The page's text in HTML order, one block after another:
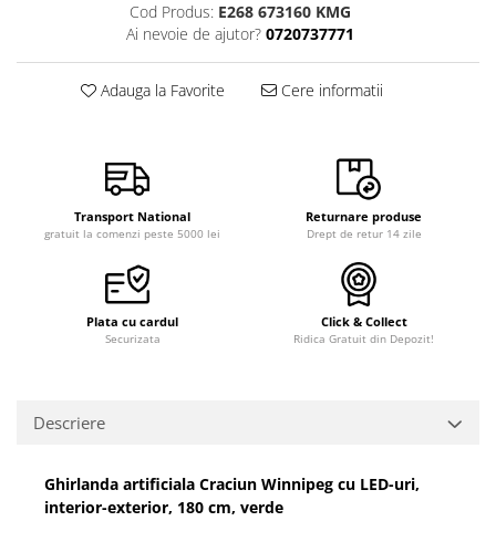
Cod Produs: E268 673160 KMG
Ai nevoie de ajutor? 0720737771
Adauga la Favorite Cere informatii
Transport National
gratuit la comenzi peste 5000 lei
Returnare produse
Drept de retur 14 zile
Plata cu cardul
Securizata
Click & Collect
Ridica Gratuit din Depozit!
Descriere
Ghirlanda artificiala Craciun Winnipeg cu LED-uri,
interior-exterior, 180 cm, verde